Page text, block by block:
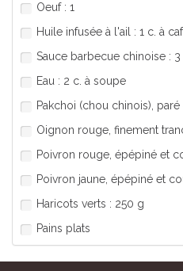
Oeuf : 1
Huile infusée à l'ail : 1 c. à
Sauce barbecue chinoise :
Eau : 2 c. à soupe
Pakchoi (chou chinois),
Oignon rouge, finement
Poivron rouge, épépiné et
Poivron jaune, épépiné et
Haricots verts : 250 g
Pains plats